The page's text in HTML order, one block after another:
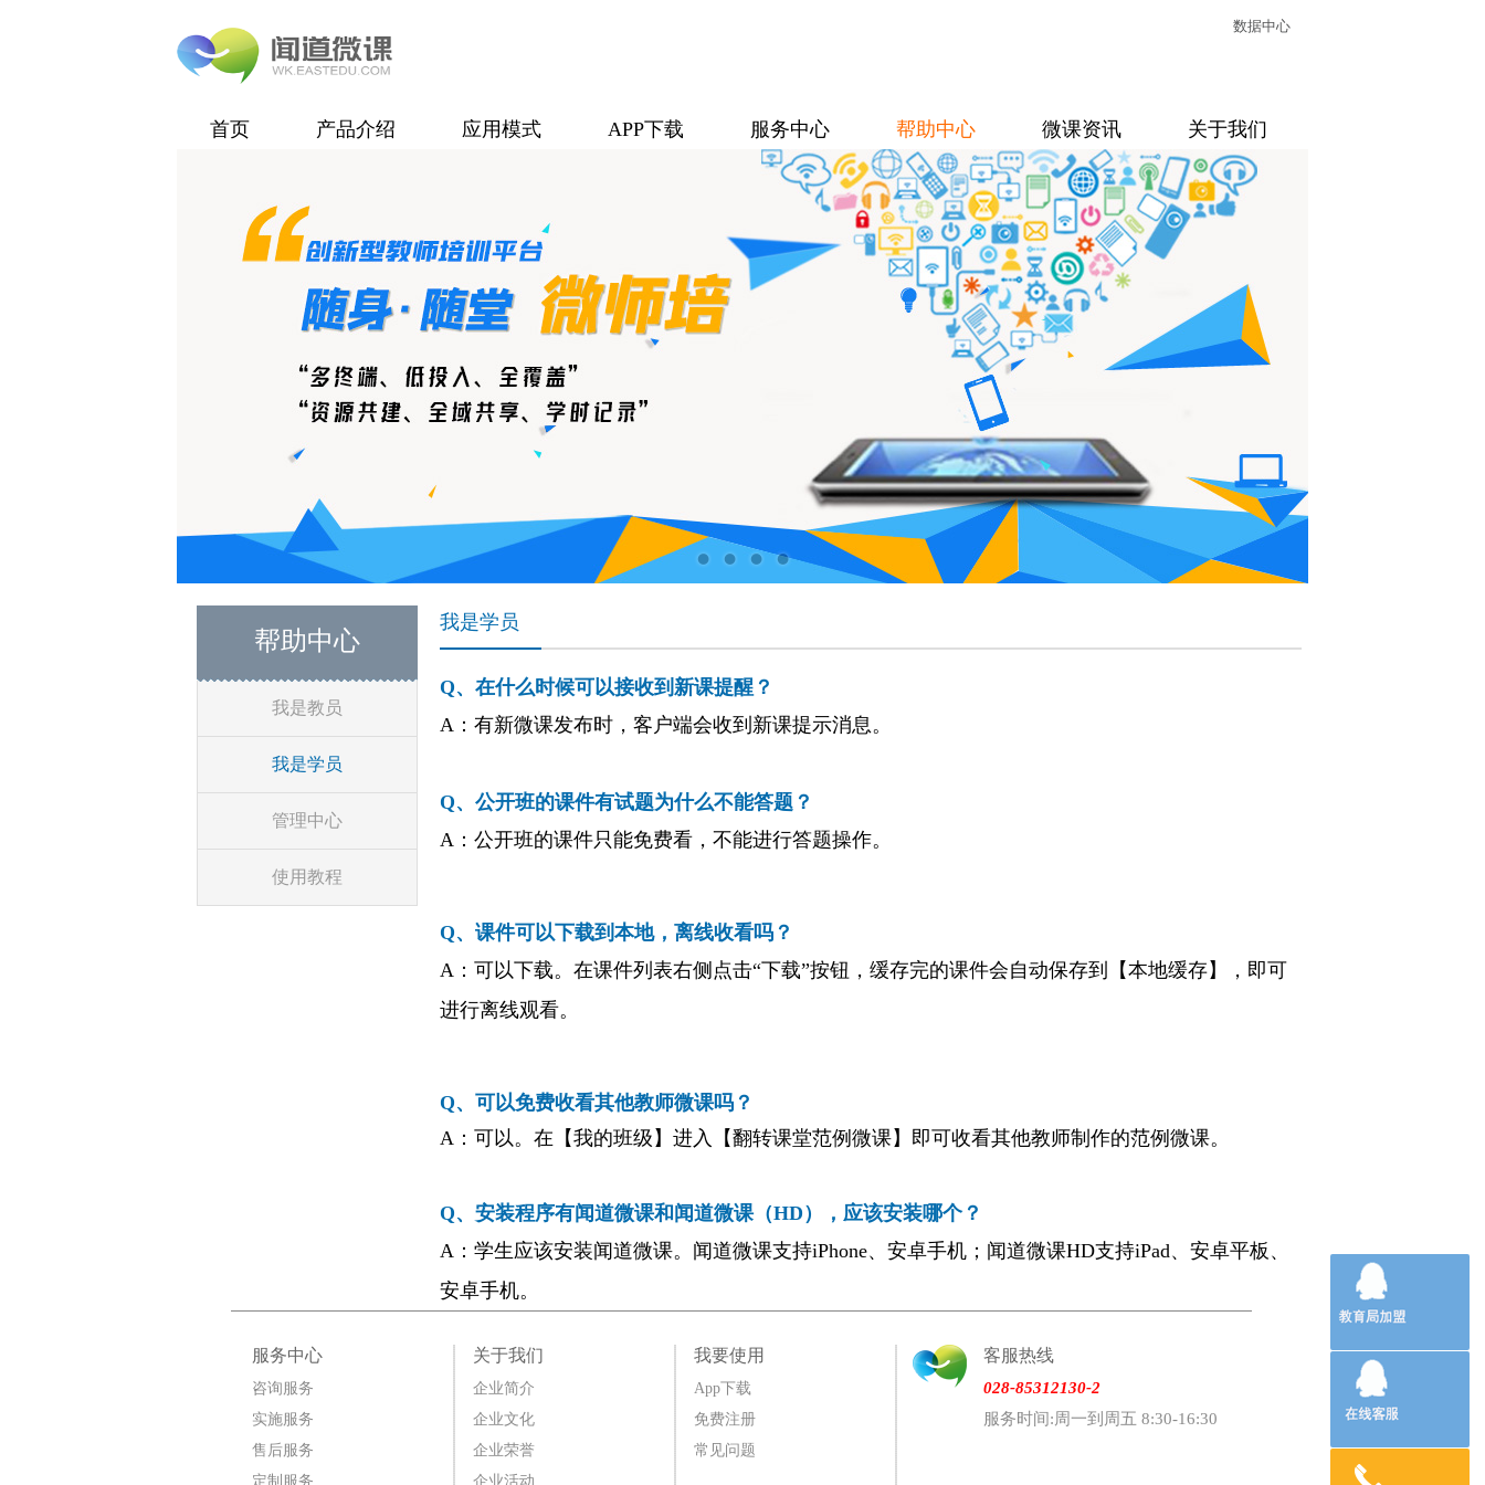
数据中心
首页 产品介绍 应用模式 APP下载 服务中心 帮助中心 微课资讯 关于我们
帮助中心
我是教员
我是学员
管理中心
使用教程
我是学员
Q、在什么时候可以接收到新课提醒？
A：有新微课发布时，客户端会收到新课提示消息。
Q、公开班的课件有试题为什么不能答题？
A：公开班的课件只能免费看，不能进行答题操作。
Q、课件可以下载到本地，离线收看吗？
A：可以下载。在课件列表右侧点击“下载”按钮，缓存完的课件会自动保存到【本地缓存】，即可
进行离线观看。
Q、可以免费收看其他教师微课吗？
A：可以。在【我的班级】进入【翻转课堂范例微课】即可收看其他教师制作的范例微课。
Q、安装程序有闻道微课和闻道微课（HD），应该安装哪个？
A：学生应该安装闻道微课。闻道微课支持iPhone、安卓手机 ； 闻道微课HD支持iPad、安卓平板、
安卓手机。
服务中心
咨询服务
实施服务
售后服务
定制服务
关于我们
企业简介
企业文化
企业荣誉
企业活动
我要使用
App下载
免费注册
常见问题
客服热线
028-85312130-2
服务时间:周一到周五 8:30-16:30